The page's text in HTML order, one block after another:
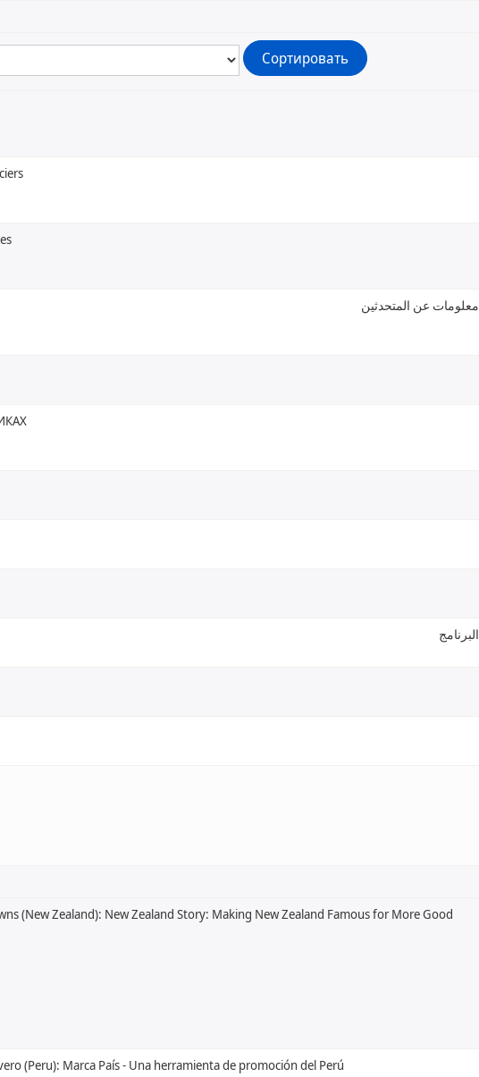
معلومات عن المتحدثين
البرنامج
(New Zealand): New Zealand Story: Making New Zealand Famous for More Good
(Peru): Marca País - Una herramienta de promoción del Perú